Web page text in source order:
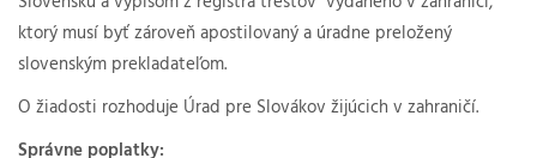
ktorý musí byť zároveň apostilovaný a úradne preložený
slovenským prekladateľom.
O žiadosti rozhoduje Úrad pre Slovákov žijúcich v zahraničí.
Správne poplatky: